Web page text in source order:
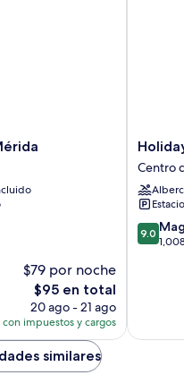
$79 por noche
El
precio
actual
es
de
$95
$95 en total
20 ago - 21 ago
con impuestos y cargos
Holiday
Inn
Merida
by
IHG
Centro
de
Centro
9.0
de
9.0
similares